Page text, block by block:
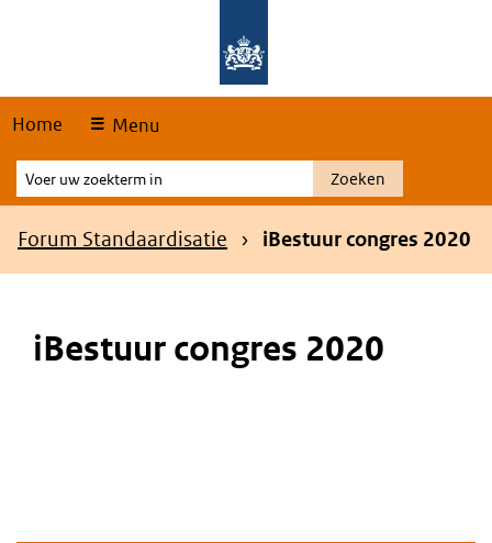
Home Menu
Voer
uw
zoekterm
Zoeken
Kruimelpad
Forum Standaardisatie iBestuur congres 2020
iBestuur congres 2020